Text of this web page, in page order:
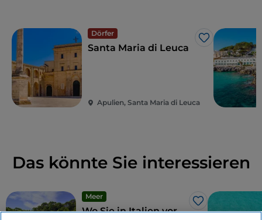
Dörfer
Like
Santa Maria di Leuca
Apulien, Santa Maria di Leuca
Das könnte Sie interessieren
Meer
Like
Wo Sie in Italien vor